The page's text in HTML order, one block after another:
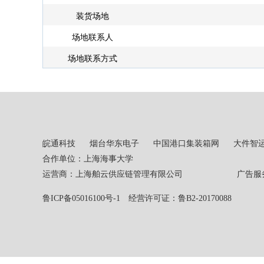
装货场地
场地联系人
场地联系方式
皖通科技 烟台华东电子 中国港口集装箱网
大件智
合作单位：上海海事大学
运营商：上海舶云供应链管理有限公司 广告服务热
鲁ICP备05016100号-1 经营许可证：鲁B2-20170088